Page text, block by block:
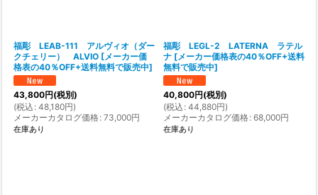
福彫 LEAB-111 アルヴィオ（ダー
クチェリー） ALVIO [ メーカー価
格表の40％OFF+送料無料で販売中]
43,800円(税別)
(税込 : 48,180円)
メーカーカタログ価格: 73,000円
在庫あり
福彫 LEGL-2 LATERNA ラテル
ナ [ メーカー価格表の40％OFF+送料
無料で販売中]
40,800円(税別)
(税込 : 44,880円)
メーカーカタログ価格: 68,000円
在庫あり